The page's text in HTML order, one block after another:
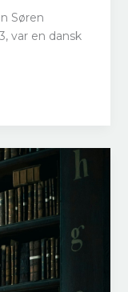
Søren
var en dansk